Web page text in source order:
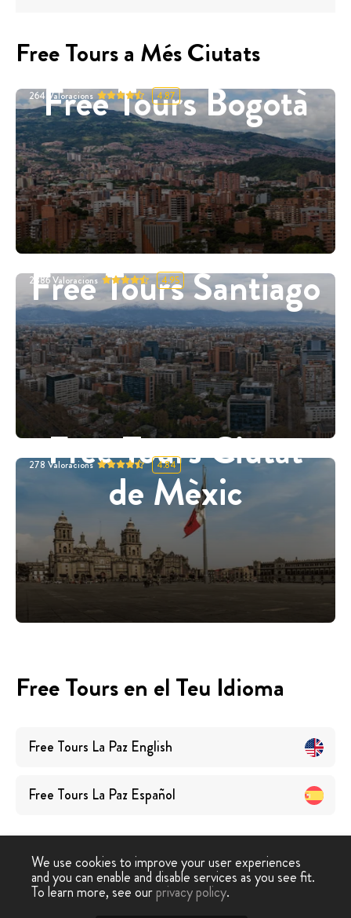
Free Tours a Més Ciutats
Free Tours Bogotà
264 Valoracions 4.87
Free Tours Santiago
2886Valoracions 4.95
Free Tours Ciutat
de Mèxic
278 Valoracions 4.84
Free Tours en el Teu Idioma
Free Tours La Paz English
Free Tours La Paz Español
Free Tour › La Paz
We use cookies to improve your user experiences
and you can enable and disable services as you see fit.
To learn more, see ourprivacy policy.